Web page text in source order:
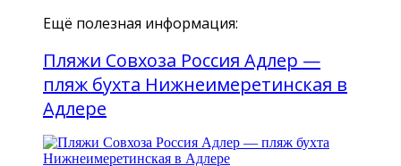
Ещё полезная информация:
Пляжи Совхоза Россия Адлер —
пляж бухта Нижнеимеретинская в
Адлере